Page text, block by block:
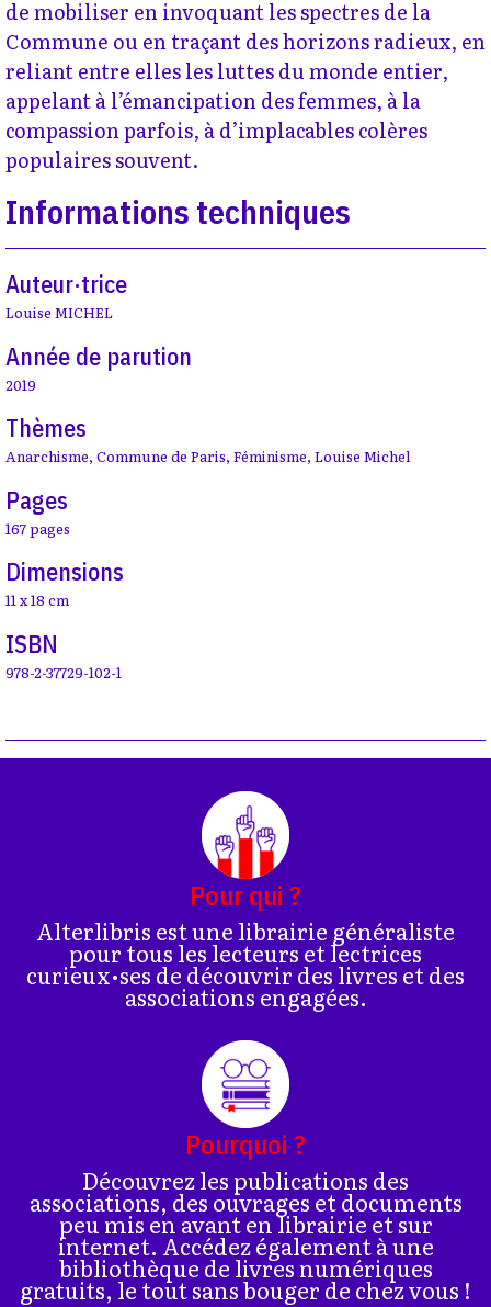
de mobiliser en invoquant les spectres de la
Commune ou en traçant des horizons radieux, en
reliant entre elles les luttes du monde entier,
appelant à l’émancipation des femmes, à la
compassion parfois, à d’implacables colères
populaires souvent.
Informations techniques
Auteur·trice
Louise MICHEL
Année de parution
2019
Thèmes
Anarchisme, Commune de Paris, Féminisme, Louise Michel
Pages
167 pages
Dimensions
11 x 18 cm
ISBN
978-2-37729-102-1
Pour qui ?
Alterlibris est une librairie généraliste
pour tous les lecteurs et lectrices
curieux•ses de découvrir des livres et des
associations engagées.
Pourquoi ?
Découvrez les publications des
associations, des ouvrages et documents
peu mis en avant en librairie et sur
internet. Accédez également à une
bibliothèque de livres numériques
gratuits, le tout sans bouger de chez vous !